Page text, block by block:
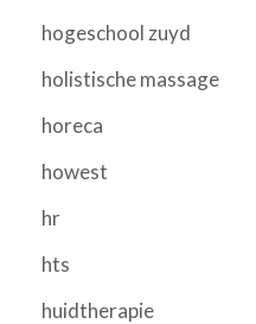
hogeschool zuyd
holistische massage
horeca
howest
hr
hts
huidtherapie